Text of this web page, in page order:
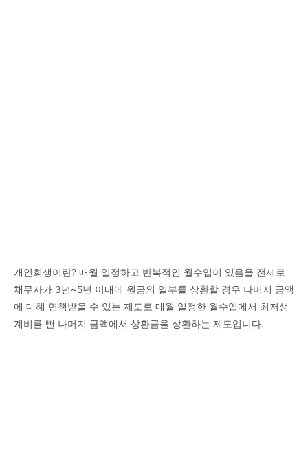
개인회생이란? 매월 일정하고 반복적인 월수입이 있음을 전제로
채무자가 3년~5년 이내에 원금의 일부를 상환할 경우 나머지 금액
에 대해 면책받을 수 있는 제도로 매월 일정한 월수입에서 최저생
계비를 뺀 나머지 금액에서 상환금을 상환하는 제도입니다.